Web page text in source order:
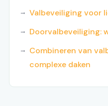
Valbeveiliging voor
Doorvalbeveiliging:
Combineren van
complexe daken